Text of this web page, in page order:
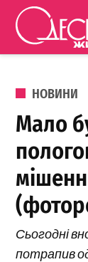
Перейти до
НОВИНИ
Мало
Сьогодні
потрапив